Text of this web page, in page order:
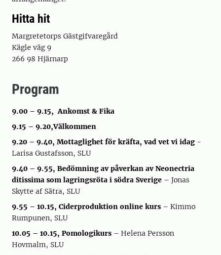
Hitta hit
Margretetorps Gästgifvaregård
Kägle väg 9
266 98 Hjärnarp
Program
9.00 – 9.15, Ankomst & Fika
9.15 – 9.20,Välkommen
9.20 – 9.40, Mottaglighet för kräfta, vad vet vi idag -
Larisa Gustafsson, SLU
9.40 – 9.55, Bedömning av påverkan av Neonectria
ditissima som lagringsröta i södra Sverige – Jonas
Skytte af Sätra, SLU
9.55 – 10.15, Ciderproduktion online kurs – Kimmo
Rumpunen, SLU
10.05 – 10.15, Pomologikurs – Helena Persson
Hovmalm, SLU